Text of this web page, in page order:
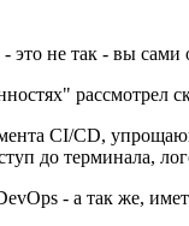
не так - вы сами
CI/CD,
до терминала,
- а так же,